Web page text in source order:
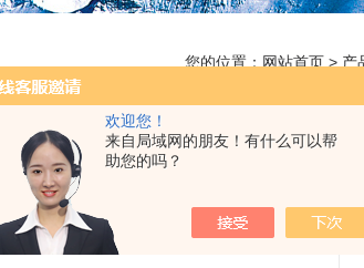
欢迎您！
来自局域网的朋友！有什么可以帮
助您的吗？
您的位置： 网站首页 > 产